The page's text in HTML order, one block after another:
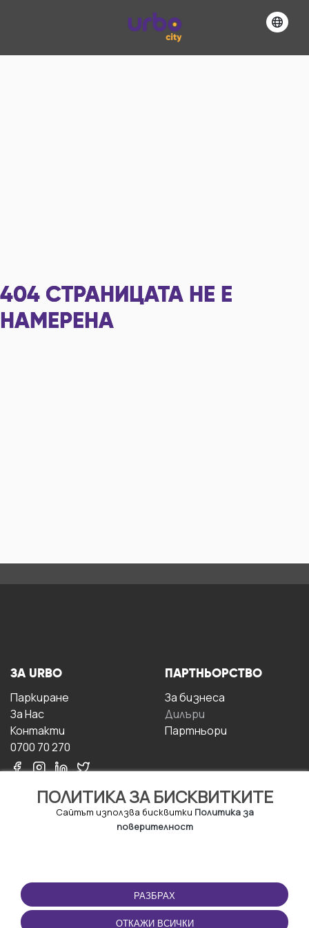
404 СТРАНИЦАТА НЕ Е
НАМЕРЕНА
ПОЛИТИКА ЗА БИСКВИТКИТЕ
Сайтът използва бисквитки Политика за
поверителност
РАЗБРАХ
ОТКАЖИ ВСИЧКИ
ЗА URBO
Паркиране
За Hас
Контакти
0700 70 270
ПАРТНЬОРСТВО
За бизнесa
Дилъри
Партньори
ПОЛЗВАНЕ
Правила и условия за
ползване
ПРИЛОЖЕНИЕТО